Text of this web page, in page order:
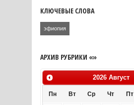
КЛЮЧЕВЫЕ СЛОВА
эфиопия
АРХИВ РУБРИКИ «»
2026 Август
Пн Вт Ср Чт Пт